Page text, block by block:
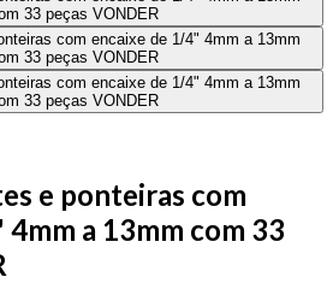
e ponteiras com
a 13mm com 33